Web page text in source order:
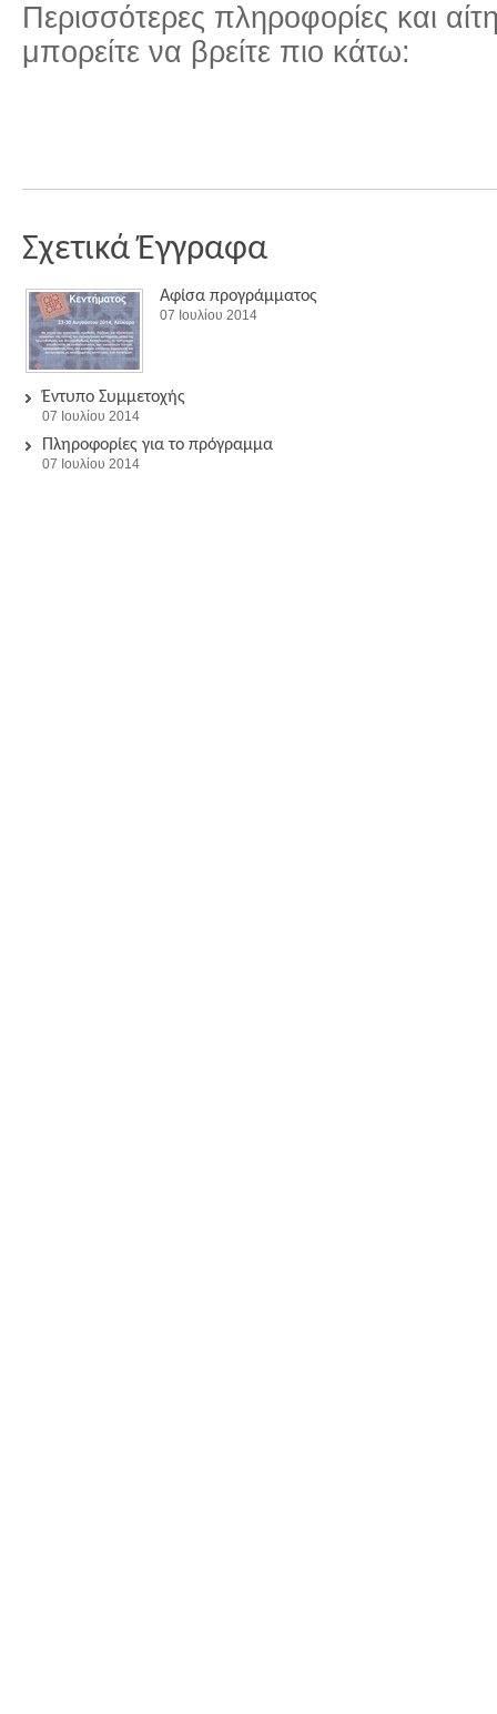
Περισσότερες πληροφορίες και
μπορείτε να βρείτε πιο κάτω:
Σχετικά Έγγραφα
Αφίσα προγράμματος
07 Ιουλίου 2014
Έντυπο Συμμετοχής
07 Ιουλίου 2014
Πληροφορίες για το πρόγραμμα
07 Ιουλίου 2014